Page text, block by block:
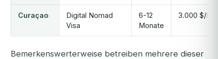
Curaçao
Digital Nomad
Visa
6-12
Monate
3.000 $/
Bemerkenswerterweise betreiben mehrere dieser